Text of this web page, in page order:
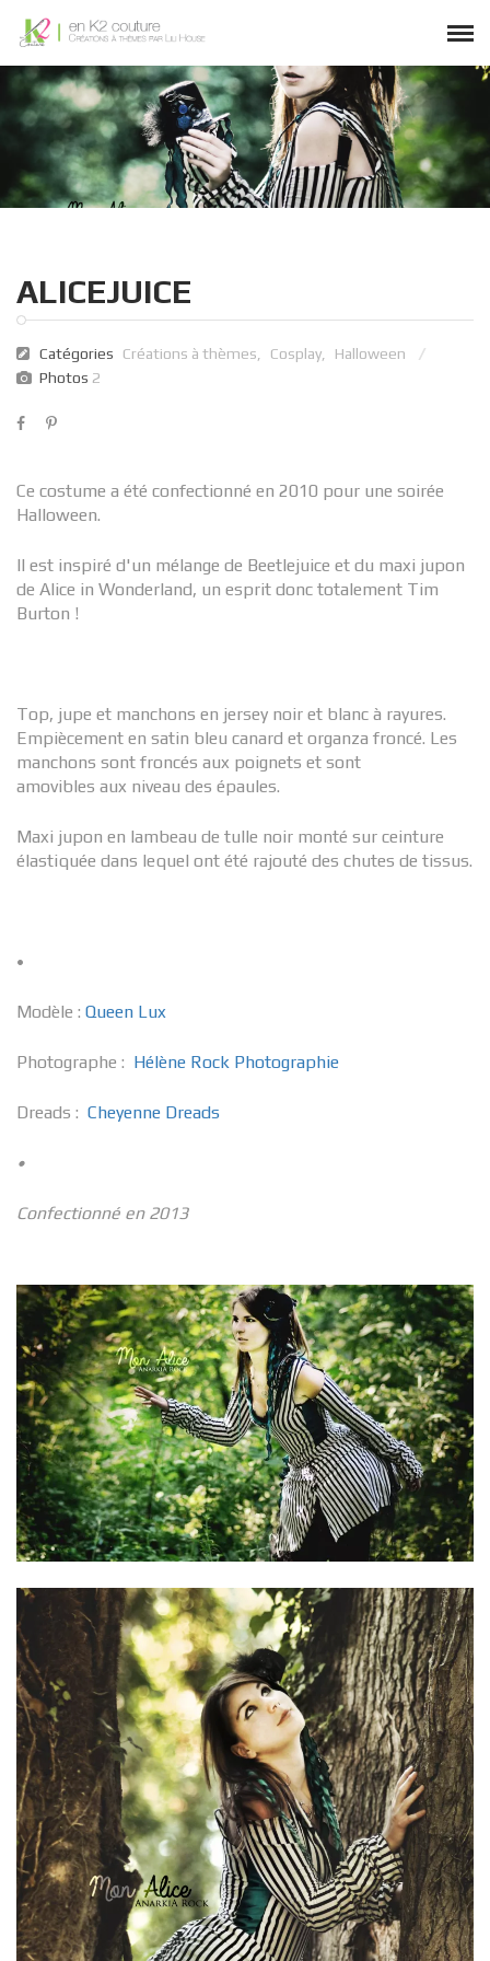
ALICEJUICE
Catégories Créations à thèmes Cosplay
Halloween
Photos 2
Ce costume a été confectionné en 2010 pour une soirée
Halloween.
Il est inspiré d'un mélange de Beetlejuice et du maxi jupon
de Alice in Wonderland, un esprit donc totalement Tim
Burton !
Top, jupe et manchons en jersey noir et blanc à rayures.
Empiècement en satin bleu canard et organza froncé. Les
manchons sont froncés aux poignets et sont
amovibles aux niveau des épaules.
Maxi jupon en lambeau de tulle noir monté sur ceinture
élastiquée dans lequel ont été rajouté des chutes de tissus.
•
Modèle : Queen Lux
Photographe : Hélène Rock Photographie
Dreads : Cheyenne Dreads
•
Confectionné en 2013